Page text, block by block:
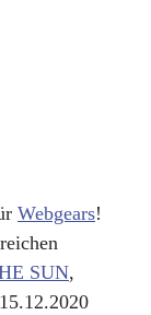
Webgears!
SUN,